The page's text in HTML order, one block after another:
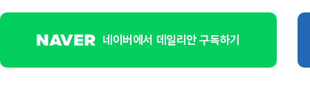
네이버에서 데일리안 구독하기